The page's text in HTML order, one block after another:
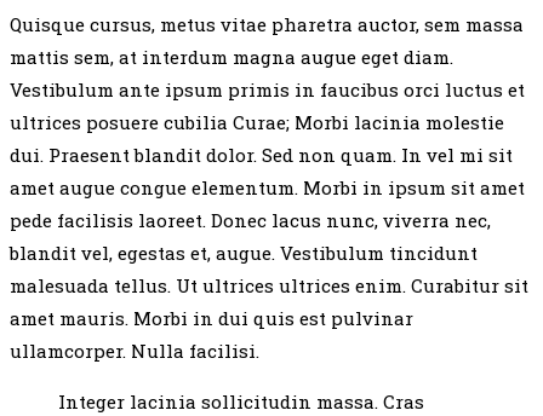
Quisque cursus, metus vitae pharetra auctor, sem massa
mattis sem, at interdum magna augue eget diam.
Vestibulum ante ipsum primis in faucibus orci luctus et
ultrices posuere cubilia Curae; Morbi lacinia molestie
dui. Praesent blandit dolor. Sed non quam. In vel mi sit
amet augue congue elementum. Morbi in ipsum sit amet
pede facilisis laoreet. Donec lacus nunc, viverra nec,
blandit vel, egestas et, augue. Vestibulum tincidunt
malesuada tellus. Ut ultrices ultrices enim. Curabitur sit
amet mauris. Morbi in dui quis est pulvinar
ullamcorper. Nulla facilisi.
Integer lacinia sollicitudin massa. Cras